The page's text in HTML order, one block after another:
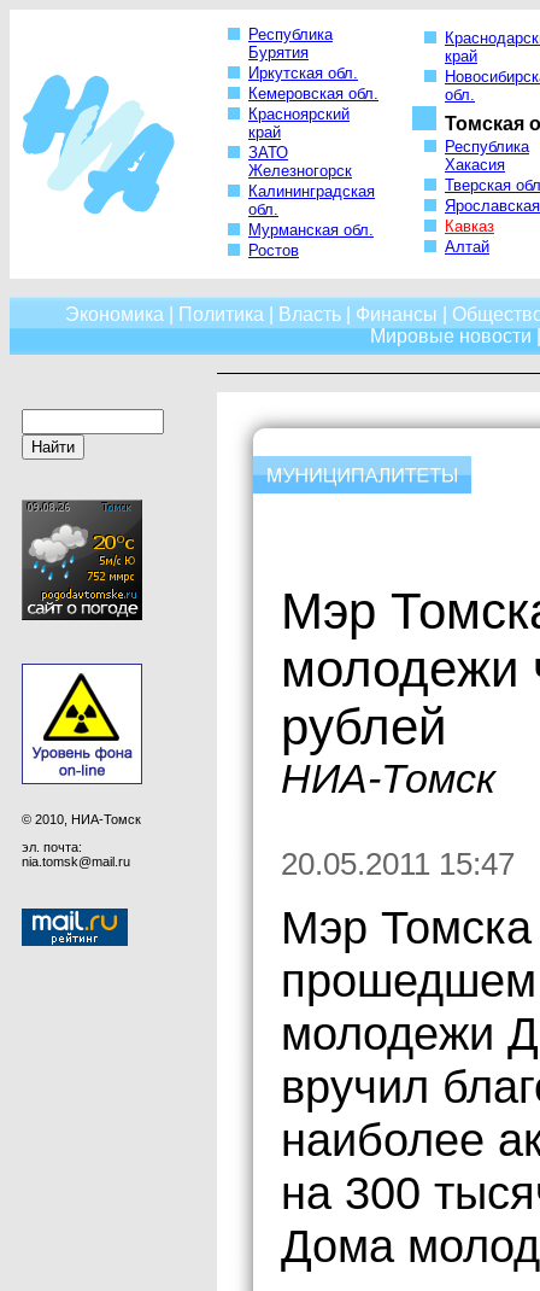
Республика
Бурятия
Иркутская обл.
Кемеровская обл.
Красноярский
край
ЗАТО
Железногорск
Калининградская
обл.
Мурманская обл.
Ростов
край
обл.
Томская
Республика
Хакасия
Тверская
Кавказ
Алтай
Экономика Политика Власть Финансы
Мировые новости
© 2010, НИА-Томск
эл. почта:
nia.tomsk@mail.ru
Мэр
молодежи
рублей
НИА-Томск
20.05.2011 15:47
Мэр
прошедшем
молодежи
вручил
наиболее
на 300
Дома